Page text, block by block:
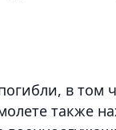
в том
также